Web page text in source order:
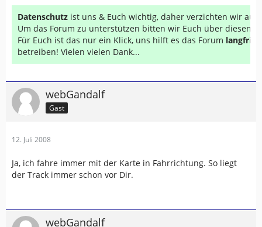
Datenschutz ist uns & Euch wichtig, daher verzichten wir auf
Um das Forum zu unterstützen bitten wir Euch über diesen
Für Euch ist das nur ein Klick, uns hilft es das Forum
betreiben! Vielen vielen Dank...
webGandalf
Gast
12. Juli 2008
Ja, ich fahre immer mit der Karte in Fahrrichtung. So liegt
der Track immer schon vor Dir.
webGandalf